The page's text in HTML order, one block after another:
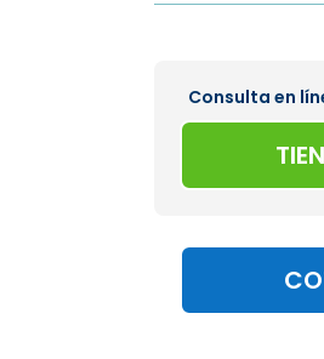
Consulta en